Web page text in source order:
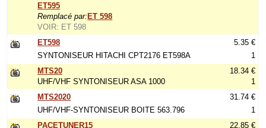
ET595
Remplacé par: ET 598
VOIR: ET 598
ET598
SYNTONISEUR HITACHI CPT2176 ET598A
5.35 €
1
MTS20
UHF/VHF SYNTONISEUR ASA 1000
18.34 €
1
MTS2020
UHF/VHF-SYNTONISEUR BOITE 563.796
31.74 €
1
PACETUNER15
22.85 €